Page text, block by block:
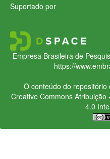
Suportado por
Empresa Brasileira de
https://
O conteúdo do
Creative CommonsAtribuição
4.0